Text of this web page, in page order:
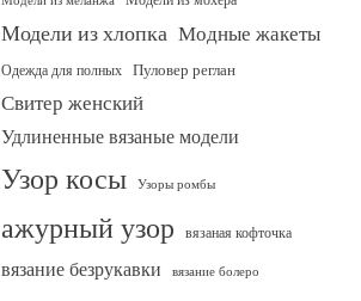
Модели из хлопка Модные жакеты
Одежда для полных Пуловер реглан
Свитер женский
Удлиненные вязаные модели
Узор косы Узоры ромбы
ажурный узор вязаная кофточка
вязание безрукавки вязание болеро